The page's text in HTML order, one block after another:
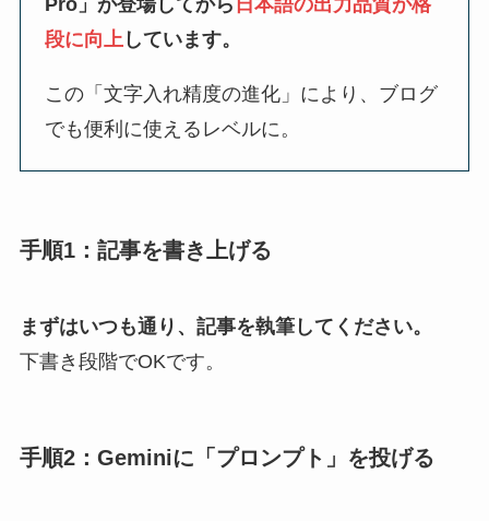
段に向上 しています。
この「文字入れ精度の進化」により、ブログ
でも便利に使えるレベルに。
手順1：記事を書き上げる
まずはいつも通り、記事を執筆してください。
下書き段階でOKです。
手順2：Geminiに「プロンプト」を投げる